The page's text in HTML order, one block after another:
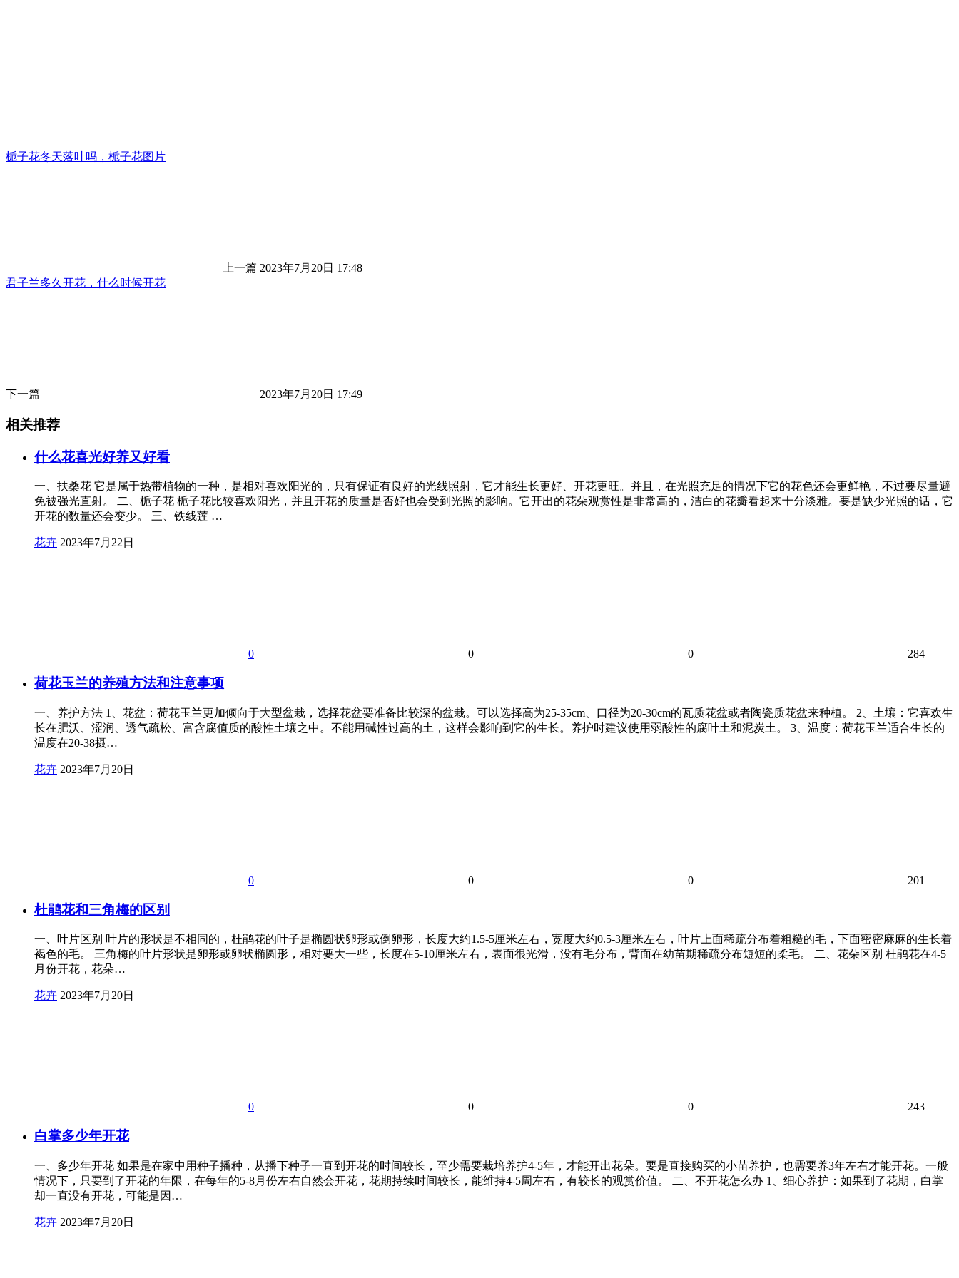
栀子花冬天落叶吗，栀子花图片
上一篇 2023年7月20日 17:48
君子兰多久开花，什么时候开花
下一篇 2023年7月20日 17:49
相关推荐
什么花喜光好养又好看
一、扶桑花 它是属于热带植物的一种，是相对喜欢阳光的，只有保证有良好的光线照射，它才能生长更好、开花更旺。并且，在光照充足的情况下它的花色还会更鲜艳，不过要尽量避
免被强光直射。 二、栀子花 栀子花比较喜欢阳光，并且开花的质量是否好也会受到光照的影响。它开出的花朵观赏性是非常高的，洁白的花瓣看起来十分淡雅。要是缺少光照的话，它
开花的数量还会变少。 三、铁线莲 …
花卉 2023年7月22日
0 0 0 284
荷花玉兰的养殖方法和注意事项
一、养护方法 1、花盆：荷花玉兰更加倾向于大型盆栽，选择花盆要准备比较深的盆栽。可以选择高为25-35cm、口径为20-30cm的瓦质花盆或者陶瓷质花盆来种植。 2、土壤：它喜欢生
长在肥沃、涩润、透气疏松、富含腐值质的酸性土壤之中。不能用碱性过高的土，这样会影响到它的生长。养护时建议使用弱酸性的腐叶土和泥炭土。 3、温度：荷花玉兰适合生长的
温度在20-38摄…
花卉 2023年7月20日
0 0 0 201
杜鹃花和三角梅的区别
一、叶片区别 叶片的形状是不相同的，杜鹃花的叶子是椭圆状卵形或倒卵形，长度大约1.5-5厘米左右，宽度大约0.5-3厘米左右，叶片上面稀疏分布着粗糙的毛，下面密密麻麻的生长着
褐色的毛。 三角梅的叶片形状是卵形或卵状椭圆形，相对要大一些，长度在5-10厘米左右，表面很光滑，没有毛分布，背面在幼苗期稀疏分布短短的柔毛。 二、花朵区别 杜鹃花在4-5
月份开花，花朵…
花卉 2023年7月20日
0 0 0 243
白掌多少年开花
一、多少年开花 如果是在家中用种子播种，从播下种子一直到开花的时间较长，至少需要栽培养护4-5年，才能开出花朵。要是直接购买的小苗养护，也需要养3年左右才能开花。一般
情况下，只要到了开花的年限，在每年的5-8月份左右自然会开花，花期持续时间较长，能维持4-5周左右，有较长的观赏价值。 二、不开花怎么办 1、细心养护：如果到了花期，白掌
却一直没有开花，可能是因…
花卉 2023年7月20日